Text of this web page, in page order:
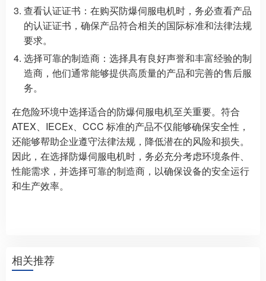
查看认证证书：在购买防爆伺服电机时，务必查看产品
的认证证书，确保产品符合相关的国际标准和法律法规
要求。
选择可靠的制造商：选择具有良好声誉和丰富经验的制
造商，他们通常能够提供高质量的产品和完善的售后服
务。
在危险环境中选择适合的防爆伺服电机至关重要。符合
ATEX、IECEx、CCC 标准的产品不仅能够确保安全性，
还能够帮助企业遵守法律法规，降低潜在的风险和损失。
因此，在选择防爆伺服电机时，务必充分考虑环境条件、
性能需求，并选择可靠的制造商，以确保设备的安全运行
和生产效率。
相关推荐